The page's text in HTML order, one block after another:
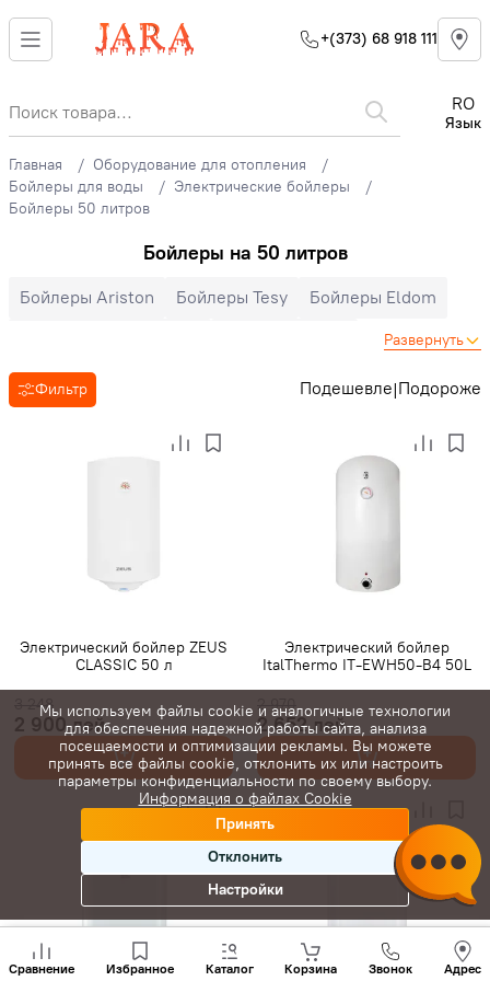
+(373) 68 918 111
RO
Язык
Главная
Оборудование для отопления
Бойлеры для воды
Электрические бойлеры
Бойлеры 50 литров
Бойлеры на 50 литров
Бойлеры Ariston Бойлеры Tesy
Бойлеры Eldom
Бойлеры ItalThermo
Бойлеры Atlantic
Вертикальные бойлеры
Горизонтальные бойлеры
Бойлеры с сухим тэном
Плоские бойлеры
Развернуть
Фильтр Подешевле|Подороже
Электрический бойлер ZEUS
CLASSIC 50 л
3 248
2 900 лей
Электрический бойлер
ItalThermo IT-EWH50-B4 50L
2 970
2 652 лей
Сравнение Избранное Каталог Корзина Звонок Адрес
нам
+(373)
Мы используем файлы cookie и аналогичные технологии
для обеспечения надежной работы сайта, анализа
посещаемости и оптимизации рекламы. Вы можете
принять все файлы cookie, отклонить их или настроить
параметры конфиденциальности по своему выбору.
Информация о файлах Cookie
Принять
Отклонить
Настройки